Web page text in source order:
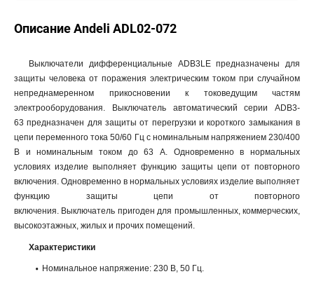
Описание Andeli ADL02-072
Выключатели дифференциальные ADB3LE предназначены для
защиты человека от поражения электрическим током при случайном
непреднамеренном прикосновении к токоведущим частям
электрооборудования. Выключатель автоматический серии ADB3-
63 предназначен для защиты от перегрузки и короткого замыкания в
цепи переменного тока 50/60 Гц с номинальным напряжением 230/400
В и номинальным током до 63 А. Одновременно в нормальных
условиях изделие выполняет функцию защиты цепи от повторного
включения. Одновременно в нормальных условиях изделие выполняет
функцию защиты цепи от повторного
включения. Выключатель пригоден для промышленных, коммерческих,
высокоэтажных, жилых и прочих помещений.
Характеристики
Номинальное напряжение: 230 В, 50 Гц.